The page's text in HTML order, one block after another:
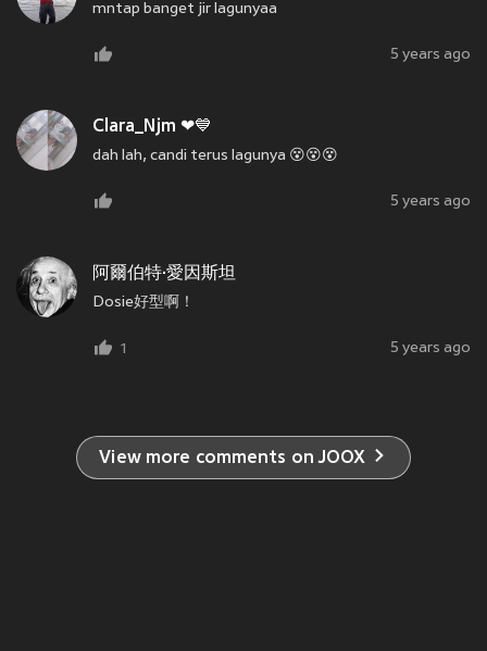
mntap banget jir lagunyaa
5 years ago
Clara_Njm ❤💙
dah lah, candi terus lagunya 😵😵😵
5 years ago
阿爾伯特·愛因斯坦
Dosie好型啊！
1 5 years ago
View more comments on JOOX